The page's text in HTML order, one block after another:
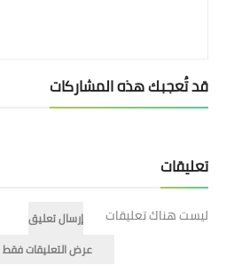
قد تُعجبك هذه المشاركات
تعليقات
ليست هناك تعليقات
إرسال تعليق
عرض التعليقات فقط